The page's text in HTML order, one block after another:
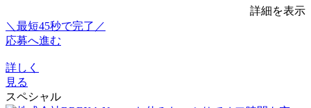
詳細を表示
＼最短45秒で完了／
応募へ進む
詳しく
見る
スペシャル